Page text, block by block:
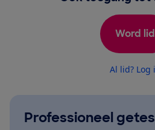
Word lid
Al lid? Log
Professioneel